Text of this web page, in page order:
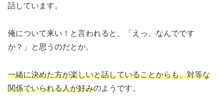
話しています。
俺について来い！と言われると、「えっ、なんでです
か？」と思うのだとか。
一緒に決めた方が楽しいと話していることからも、対等な
関係でいられる人が好みのようです。